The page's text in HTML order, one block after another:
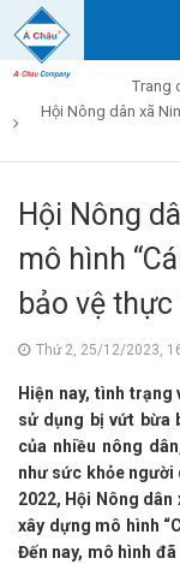
Trang
Hội Nông dân xã
Hội Nông
mô hình
bảo vệ thực
Thứ 2, 25/12/2023,
Hiện nay, tình
sử dụng bị vứt bừa
của nhiều nông
như sức khỏe
2022, Hội Nông
xây dựng mô hình
Đến nay, mô hình